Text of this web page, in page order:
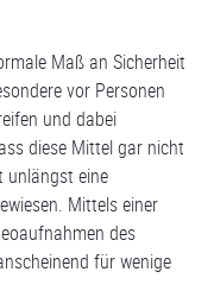
Maß an Sicherheit
vor Personen
und dabei
diese Mittel gar nicht
unlängst eine
Mittels einer
des
für wenige